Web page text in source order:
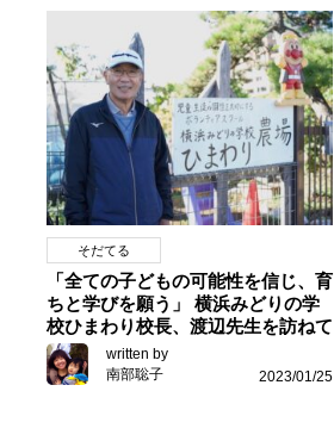
そだてる
「全ての子どもの可能性を信じ、育
ちと学びを願う」 横浜みどりの学
校ひまわり校長、渡辺先生を訪ねて
written by
南部聡子
2023/01/25